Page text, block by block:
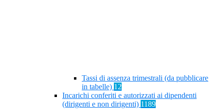
Tassi di assenza trimestrali (da pubblicare
in tabelle) 12
Incarichi conferiti e autorizzati ai dipendenti
(dirigenti e non dirigenti) 1189